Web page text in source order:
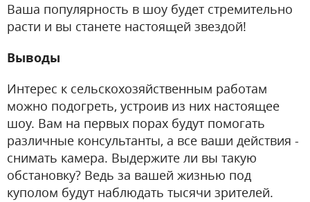
Ваша популярность в шоу будет стремительно
расти и вы станете настоящей звездой!
Выводы
Интерес к сельскохозяйственным работам
можно подогреть, устроив из них настоящее
шоу. Вам на первых порах будут помогать
различные консультанты, а все ваши действия -
снимать камера. Выдержите ли вы такую
обстановку? Ведь за вашей жизнью под
куполом будут наблюдать тысячи зрителей.